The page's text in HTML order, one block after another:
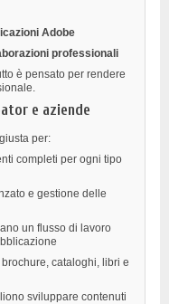
Adobe
professionali
è pensato per rendere
e aziende
per:
completi per ogni tipo
e gestione delle
un flusso di lavoro
cataloghi, libri e
sviluppare contenuti